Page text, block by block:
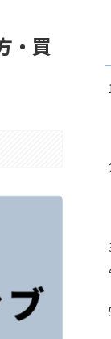
・買